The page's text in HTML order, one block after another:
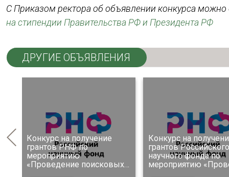
С Приказом ректора об объявлении конкурса
на стипендии Правительства РФ и Президента РФ
ДРУГИЕ ОБЪЯВЛЕНИЯ
Конкурс на получение
грантов РНФ по
мероприятию
«Проведение поисковых…
Конкурс на
грантов Российского
научного фонда по
мероприятию